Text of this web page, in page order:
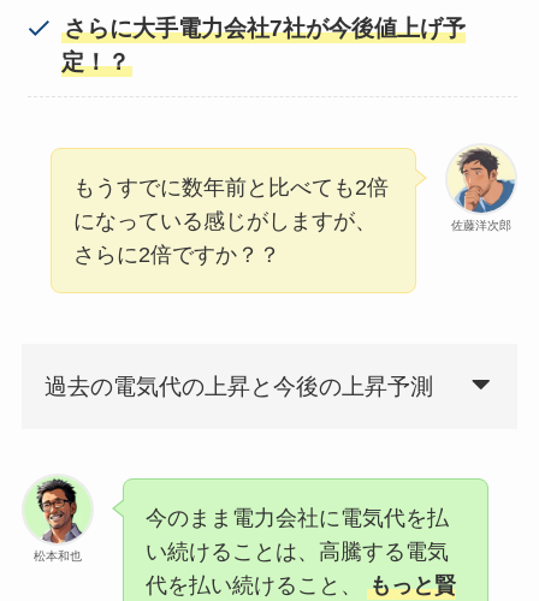
さらに大手電力会社7社が今後値上げ予
定！？
佐藤洋次郎
もうすでに数年前と比べても2倍
になっている感じがしますが、
さらに2倍ですか？？
過去の電気代の上昇と今後の上昇予測
松本和也
今のまま電力会社に電気代を払
い続けることは、高騰する電気
代を払い続けること、
もっと賢